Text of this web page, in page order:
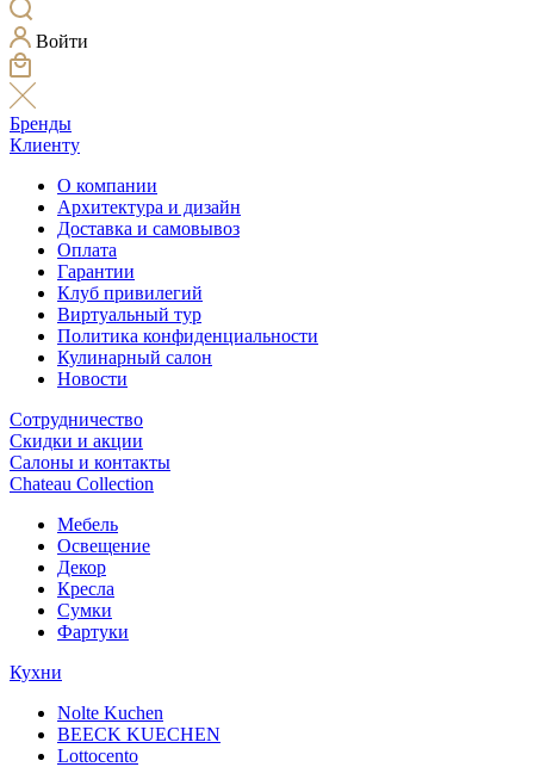
Войти
Бренды
Клиенту
О компании
Архитектура и дизайн
Доставка и самовывоз
Оплата
Гарантии
Клуб привилегий
Виртуальный тур
Политика конфиденциальности
Кулинарный салон
Новости
Сотрудничество
Скидки и акции
Салоны и контакты
Chateau Collection
Мебель
Освещение
Декор
Кресла
Сумки
Фартуки
Кухни
Nolte Kuchen
BEECK KUECHEN
Lottocento